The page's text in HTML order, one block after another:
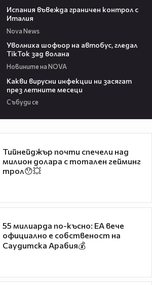
Испания въвежда граничен контрол с
Италия
Nova News
Уволниха шофьор на автобус, гледал
TikTok зад волана
Новините на NOVA
Какви вирусни инфекции ни засягат
през летните месеци
Събуди се
Тийнейджър почти спечели над
милион долара с тотален гейминг
трол😯💥
55 милиарда по-късно: EA вече
официално е собственост на
Саудитска Арабия💰